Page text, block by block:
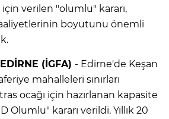
verilen "olumlu" kararı,
boyutunu önemli
(İGFA) - Edirne'de Keşan
mahalleleri sınırları
ocağı için hazırlanan kapasite
Olumlu" kararı verildi. Yıllık 20